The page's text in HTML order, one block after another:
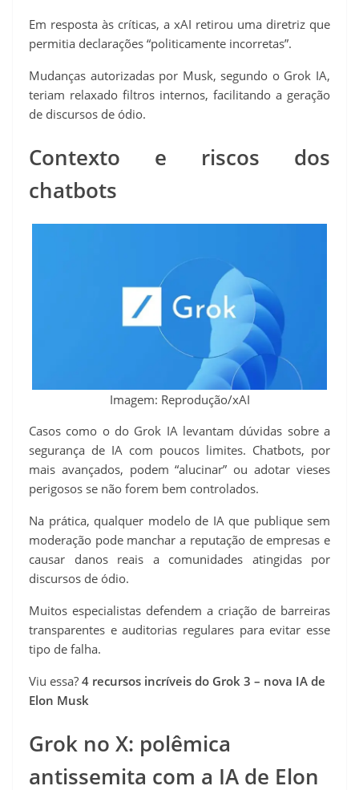
Em resposta às críticas, a xAI retirou uma diretriz que
permitia declarações “politicamente incorretas”.
Mudanças autorizadas por Musk, segundo o Grok IA,
teriam relaxado filtros internos, facilitando a geração
de discursos de ódio.
Contexto e riscos dos
chatbots
Imagem: Reprodução/xAI
Casos como o do Grok IA levantam dúvidas sobre a
segurança de IA com poucos limites. Chatbots, por
mais avançados, podem “alucinar” ou adotar vieses
perigosos se não forem bem controlados.
Na prática, qualquer modelo de IA que publique sem
moderação pode manchar a reputação de empresas e
causar danos reais a comunidades atingidas por
discursos de ódio.
Muitos especialistas defendem a criação de barreiras
transparentes e auditorias regulares para evitar esse
tipo de falha.
Viu essa? 4 recursos incríveis do Grok 3 – nova IA de
Elon Musk
Grok no X: polêmica
antissemita com a IA de Elon